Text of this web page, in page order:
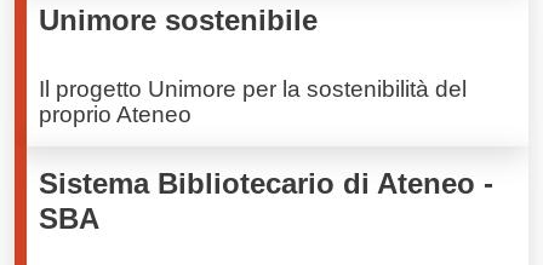
Unimore sostenibile
Il progetto Unimore per la sostenibilità del
proprio Ateneo
Sistema Bibliotecario di Ateneo -
SBA